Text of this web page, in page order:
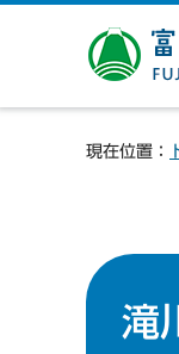
富士市
じまり
現在位置：
滝